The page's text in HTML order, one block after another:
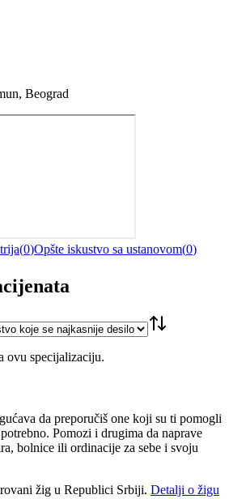
Beograd
(0)Opšte iskustvo sa ustanovom(0)
ovu specijalizaciju.
da preporučiš one koji su ti pomogli
Pomozi i drugima da naprave
bolnice ili ordinacije za sebe i svoju
žig u Republici Srbiji. Detalji o žigu